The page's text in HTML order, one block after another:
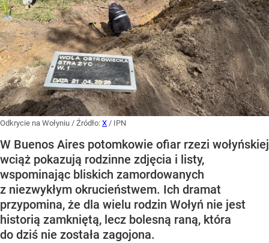
Odkrycie na Wołyniu / Źródło: X / IPN
W Buenos Aires potomkowie ofiar rzezi wołyńskiej
wciąż pokazują rodzinne zdjęcia i listy,
wspominając bliskich zamordowanych
z niezwykłym okrucieństwem. Ich dramat
przypomina, że dla wielu rodzin Wołyń nie jest
historią zamkniętą, lecz bolesną raną, która
do dziś nie została zagojona.